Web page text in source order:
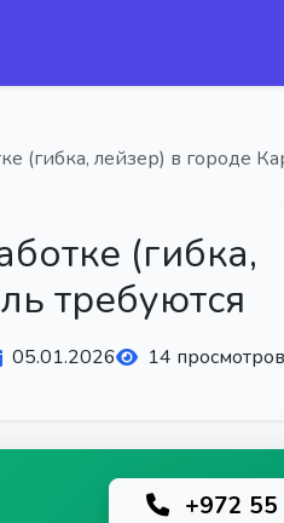
(гибка, лейзер) в городе
(гибка,
требуются
05.01.2026 14 просмотров
+972 55